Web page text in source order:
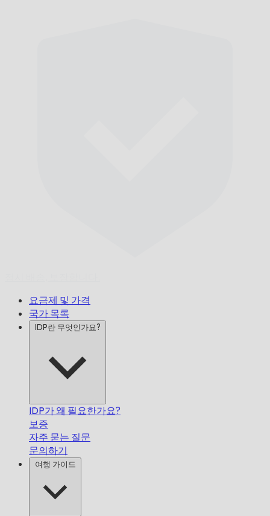
요금제 및 가격
국가 목록
IDP란 무엇인가요?
IDP가 왜 필요한가요?
보증
자주 묻는 질문
문의하기
여행 가이드